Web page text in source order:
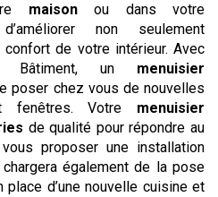
maisonou dans votre
non seulement
confort de votre intérieur. Avec
un menuisier
poser chez vous de nouvelles
fenêtres. Votre menuisier
de qualité pour répondre au
proposer une installation
également de la pose
d’une nouvelle cuisine et